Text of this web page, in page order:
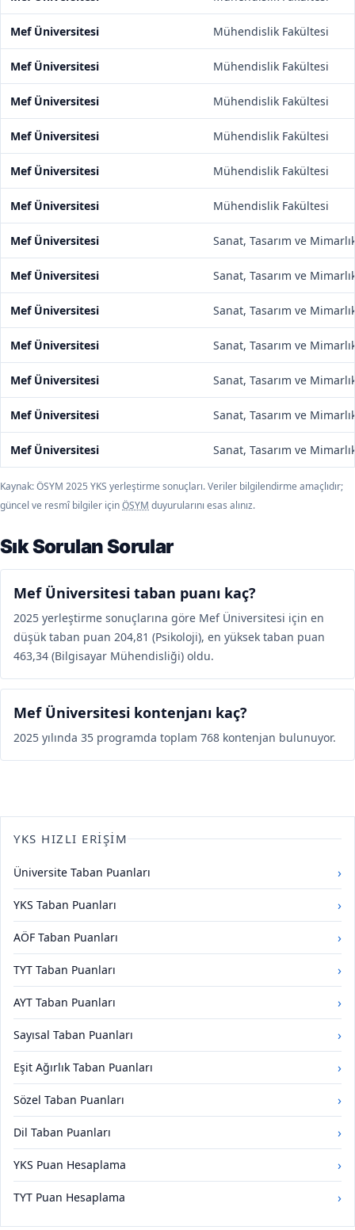
Mef Üniversitesi Mühendislik Fakültesi
Mef Üniversitesi Mühendislik Fakültesi
Mef Üniversitesi Mühendislik Fakültesi
Mef Üniversitesi Mühendislik Fakültesi
Mef Üniversitesi Mühendislik Fakültesi
Mef Üniversitesi Mühendislik Fakültesi
Mef Üniversitesi Sanat, Tasarım ve
Mef Üniversitesi Sanat, Tasarım ve
Mef Üniversitesi Sanat, Tasarım ve
Mef Üniversitesi Sanat, Tasarım ve
Mef Üniversitesi Sanat, Tasarım ve
Mef Üniversitesi Sanat, Tasarım ve
Mef Üniversitesi Sanat, Tasarım ve
Kaynak: ÖSYM 2025 YKS yerleştirme sonuçları. Veriler bilgilendirme amaçlıdır;
güncel ve resmî bilgiler içinÖSYM duyurularını esas alınız.
Sık Sorulan Sorular
Mef Üniversitesi taban puanı kaç?
2025 yerleştirme sonuçlarına göre Mef Üniversitesi için en
düşük taban puan 204,81 (Psikoloji), en yüksek taban puan
463,34 (Bilgisayar Mühendisliği) oldu.
Mef Üniversitesi kontenjanı kaç?
2025 yılında 35 programda toplam 768 kontenjan bulunuyor.
YKS HIZLI ERIŞIM
Üniversite Taban Puanları ›
YKS Taban Puanları ›
AÖF Taban Puanları ›
TYT Taban Puanları ›
AYT Taban Puanları ›
Sayısal Taban Puanları ›
Eşit Ağırlık Taban Puanları ›
Sözel Taban Puanları ›
Dil Taban Puanları ›
YKS Puan Hesaplama ›
TYT Puan Hesaplama ›